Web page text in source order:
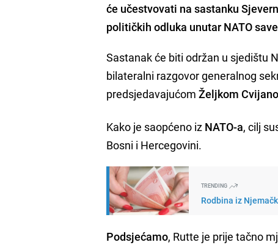
će učestvovati na sastanku
političkih odluka unutar NATO
Sastanak će biti održan u sjedištu
bilateralni razgovor generalnog
predsjedavajućom Željkom
Kako je saopćeno iz NATO-a, cilj
Bosni i Hercegovini.
TRENDING
Rodbina iz
Podsjećamo, Rutte je prije tačno